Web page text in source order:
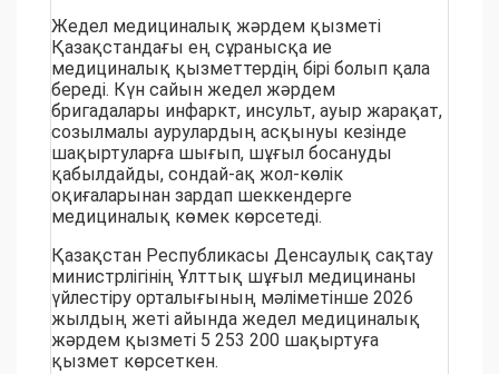
Жедел медициналық жәрдем қызметі
Қазақстандағы ең сұранысқа ие
медициналық қызметтердің бірі болып қала
береді. Күн сайын жедел жәрдем
бригадалары инфаркт, инсульт, ауыр жарақат,
созылмалы аурулардың асқынуы кезінде
шақыртуларға шығып, шұғыл босануды
қабылдайды, сондай-ақ жол-көлік
оқиғаларынан зардап шеккендерге
медициналық көмек көрсетеді.
Қазақстан Республикасы Денсаулық сақтау
министрлігінің Ұлттық шұғыл медицинаны
үйлестіру орталығының мәліметінше 2026
жылдың жеті айында жедел медициналық
жәрдем қызметі 5 253 200 шақыртуға
қызмет көрсеткен.